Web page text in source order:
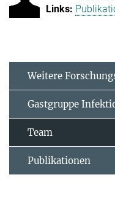
Weitere
Gastgruppe
Team
Publikationen